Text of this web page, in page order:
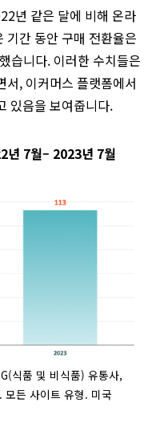
년 같은 달에 비해 온라
간 동안 구매 전환율은
습니다. 이러한 수치들은
서, 이커머스 플랫폼에서
있음을 보여줍니다.
년 7월– 2023년 7월
식품 및 비식품) 유통사,
든 사이트 유형. 미국